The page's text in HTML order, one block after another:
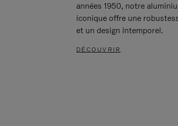
années 1950, notre
iconique offre une
et un design intemporel.
DÉCOUVRIR